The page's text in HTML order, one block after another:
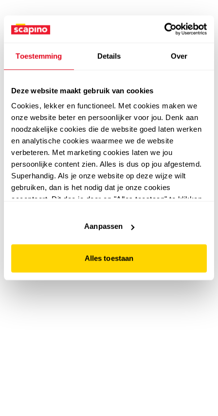
Toestemming Details Over
Deze website maakt gebruik van cookies
Cookies, lekker en functioneel. Met cookies maken we
onze website beter en persoonlijker voor jou. Denk aan
noodzakelijke cookies die de website goed laten werken
en analytische cookies waarmee we de website
verbeteren. Met marketing cookies laten we jou
persoonlijke content zien. Alles is dus op jou afgestemd.
Superhandig. Als je onze website op deze wijze wilt
gebruiken, dan is het nodig dat je onze cookies
accepteert. Dit doe je door op "Alles toestaan" te klikken.
website niet optimaal functioneert.
Aanpassen
Alles toestaan